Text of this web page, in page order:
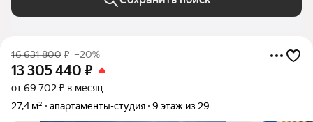
16 631 800₽ –20%
13 305 440 ₽
от 69 702 ₽ в месяц
27,4 м²
апартаменты-студия 9 этаж из 29